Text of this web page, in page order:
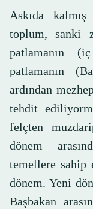
Askıda
toplum, sanki
patlamanın
patlamanın
ardından
tehdit
felçten
dönem
temellere sahip
dönem. Yeni
Başbakan